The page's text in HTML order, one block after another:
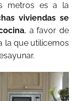
metros es a la
viviendas se
, a favor de
la que utilicemos